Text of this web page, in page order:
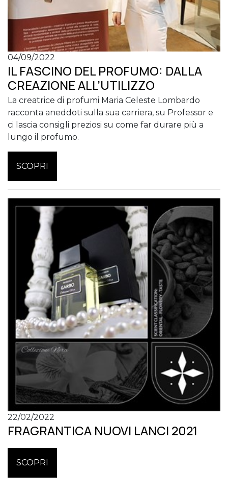
04/09/2022
IL FASCINO DEL PROFUMO: DALLA
CREAZIONE ALL’UTILIZZO
La creatrice di profumi Maria Celeste Lombardo
racconta aneddoti sulla sua carriera, su Professor e
ci lascia consigli preziosi su come far durare più a
lungo il profumo.
SCOPRI
22/02/2022
FRAGRANTICA NUOVI LANCI 2021
SCOPRI